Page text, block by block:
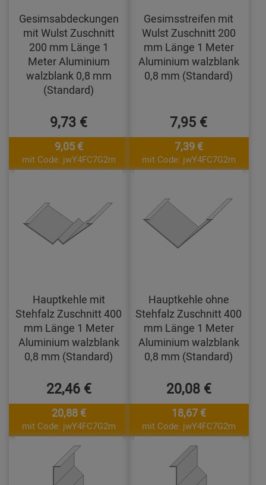
Gesimsabdeckungen
mit Wulst Zuschnitt
200 mm Länge 1
Meter Aluminium
walzblank 0,8 mm
(Standard)
9,73 €
9,05 €
mit Code: jwY4FC7G2m
Gesimsstreifen mit
Wulst Zuschnitt 200
mm Länge 1 Meter
Aluminium walzblank
0,8 mm (Standard)
7,95 €
7,39 €
mit Code: jwY4FC7G2m
Hauptkehle mit
Stehfalz Zuschnitt 400
mm Länge 1 Meter
Aluminium walzblank
0,8 mm (Standard)
22,46 €
20,88 €
mit Code: jwY4FC7G2m
Hauptkehle ohne
Stehfalz Zuschnitt 400
mm Länge 1 Meter
Aluminium walzblank
0,8 mm (Standard)
20,08 €
18,67 €
mit Code: jwY4FC7G2m